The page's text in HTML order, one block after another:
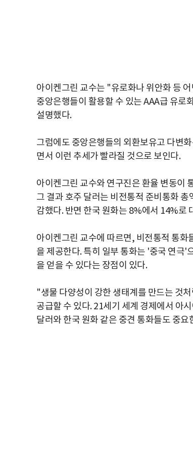
아이켄그린 교수는 "유로화나 위안화 등
중앙은행들이 활용할 수 있는 AAA급 유로
설명했다.
그럼에도 중앙은행들의 외환보유고 다변
면서 이런 추세가 빨라질 것으로 보인다.
아이켄그린 교수와 연구진은 환율 변동이
그 결과 호주 달러는 비전통적 준비통화
감했다. 반면 한국 원화는 8%에서 14%로
아이켄그린 교수에 따르면, 비전통적 통화
을 제공한다. 특히 일부 통화는 '중국 연극'
을 얻을 수 있다는 장점이 있다.
"생물 다양성이 강한 생태계를 만드는 것처
공급할 수 있다. 21세기 세계 경제에서 아
달러와 한국 원화 같은 중견 통화들도 중요